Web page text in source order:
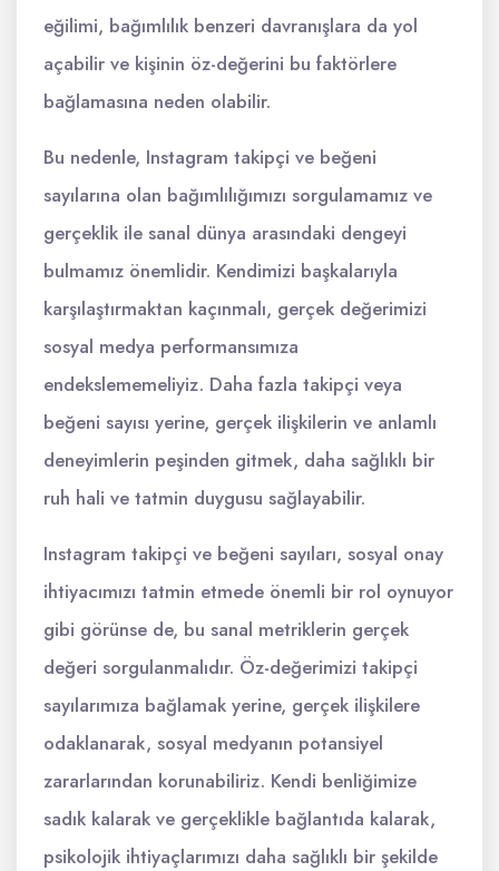
eğilimi, bağımlılık benzeri davranışlara da yol
açabilir ve kişinin öz-değerini bu faktörlere
bağlamasına neden olabilir.
Bu nedenle, Instagram takipçi ve beğeni
sayılarına olan bağımlılığımızı sorgulamamız ve
gerçeklik ile sanal dünya arasındaki dengeyi
bulmamız önemlidir. Kendimizi başkalarıyla
karşılaştırmaktan kaçınmalı, gerçek değerimizi
sosyal medya performansımıza
endekslememeliyiz. Daha fazla takipçi veya
beğeni sayısı yerine, gerçek ilişkilerin ve anlamlı
deneyimlerin peşinden gitmek, daha sağlıklı bir
ruh hali ve tatmin duygusu sağlayabilir.
Instagram takipçi ve beğeni sayıları, sosyal onay
ihtiyacımızı tatmin etmede önemli bir rol oynuyor
gibi görünse de, bu sanal metriklerin gerçek
değeri sorgulanmalıdır. Öz-değerimizi takipçi
sayılarımıza bağlamak yerine, gerçek ilişkilere
odaklanarak, sosyal medyanın potansiyel
zararlarından korunabiliriz. Kendi benliğimize
sadık kalarak ve gerçeklikle bağlantıda kalarak,
psikolojik ihtiyaçlarımızı daha sağlıklı bir şekilde